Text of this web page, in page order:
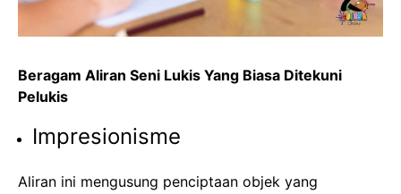
Beragam Aliran Seni Lukis Yang Biasa Ditekuni
Pelukis
Impresionisme
Aliran ini mengusung penciptaan objek yang